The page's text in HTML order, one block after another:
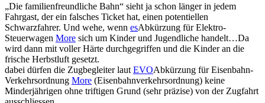
„Die familienfreundliche Bahn“ sieht ja schon länger in jedem
Fahrgast, der ein falsches Ticket hat, einen potentiellen
Schwarzfahrer. Und wehe, wenn esAbkürzung für Elektro-
Steuerwagen More sich um Kinder und Jugendliche handelt…Da
wird dann mit voller Härte durchgegriffen und die Kinder an die
frische Herbstluft gesetzt.
dabei dürfen die Zugbegleiter laut EVOAbkürzung für Eisenbahn-
Verkehrsordnung More (Eisenbahnverkehrsordnung) keine
Minderjährigen ohne triftigen Grund (sehr präzise) von der Zugfahrt